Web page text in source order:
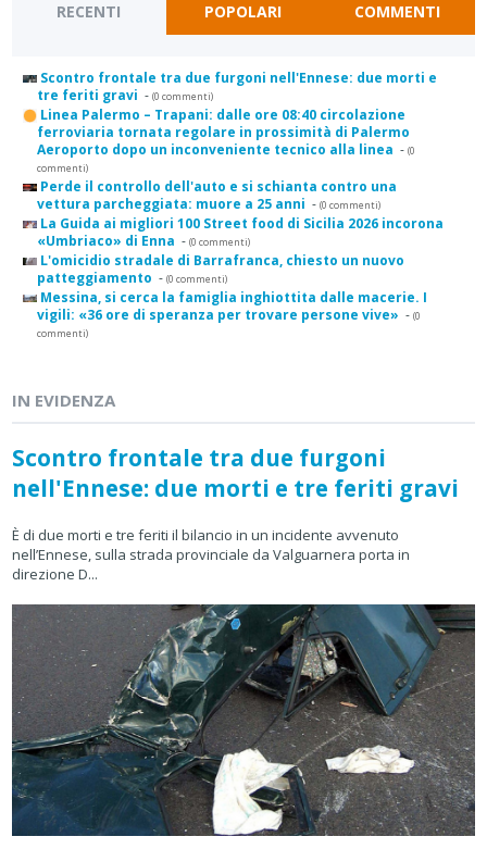
RECENTI POPOLARI COMMENTI
Scontro frontale tra due furgoni nell'Ennese: due morti e
tre feriti gravi - (0 commenti)
Linea Palermo – Trapani: dalle ore 08:40 circolazione
ferroviaria tornata regolare in prossimità di Palermo
Aeroporto dopo un inconveniente tecnico alla linea - (0
commenti)
Perde il controllo dell'auto e si schianta contro una
vettura parcheggiata: muore a 25 anni - (0 commenti)
La Guida ai migliori 100 Street food di Sicilia 2026 incorona
«Umbriaco» di Enna - (0 commenti)
L'omicidio stradale di Barrafranca, chiesto un nuovo
patteggiamento - (0 commenti)
Messina, si cerca la famiglia inghiottita dalle macerie. I
vigili: «36 ore di speranza per trovare persone vive» - (0
commenti)
IN EVIDENZA
Scontro frontale tra due furgoni
nell'Ennese: due morti e tre feriti gravi
È di due morti e tre feriti il bilancio in un incidente avvenuto
nell’Ennese, sulla strada provinciale da Valguarnera porta in
direzione D...